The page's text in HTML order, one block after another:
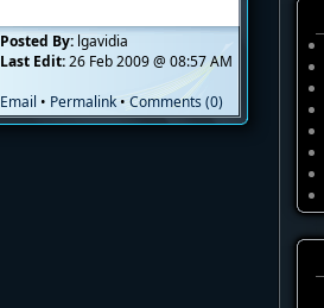
Posted By: lgavidia
Last Edit:26 Feb 2009 @ 08:57 AM
Email • Permalink•Comments (0)